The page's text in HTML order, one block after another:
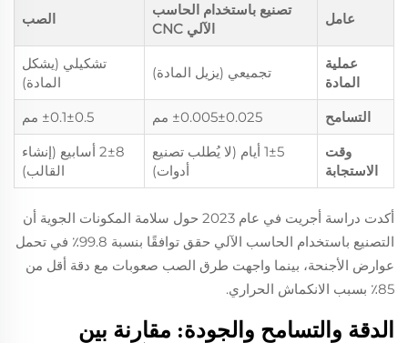
عامل
تصنيع باستخدام الحاسب
الآلي CNC
الصب
عملية
المادة
تجميعي (يزيل المادة)
تشكيلي (يشكل
المادة)
التسامح
±0.005±0.025 مم
±0.1±0.5 مم
وقت
الاستجابة
1±5 أيام (لا يُطلب تصنيع
أدوات)
2±8 أسابيع (إنشاء
القالب)
أكدت دراسة أجريت في عام 2023 حول سلامة المكونات الجوية أن
التصنيع باستخدام الحاسب الآلي حقق توافقًا بنسبة 99.8٪ في تحمل
عوارض الأجنحة، بينما واجهت طرق الصب صعوبات مع دقة أقل من
85٪ بسبب الانكماش الحراري.
الدقة والتسامح والجودة: مقارنة بين